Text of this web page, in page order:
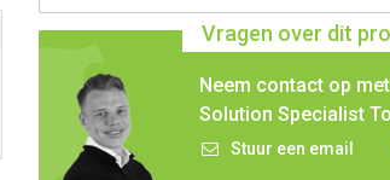
Vragen over dit
Neem contact op
Solution Specialist
Stuur een email